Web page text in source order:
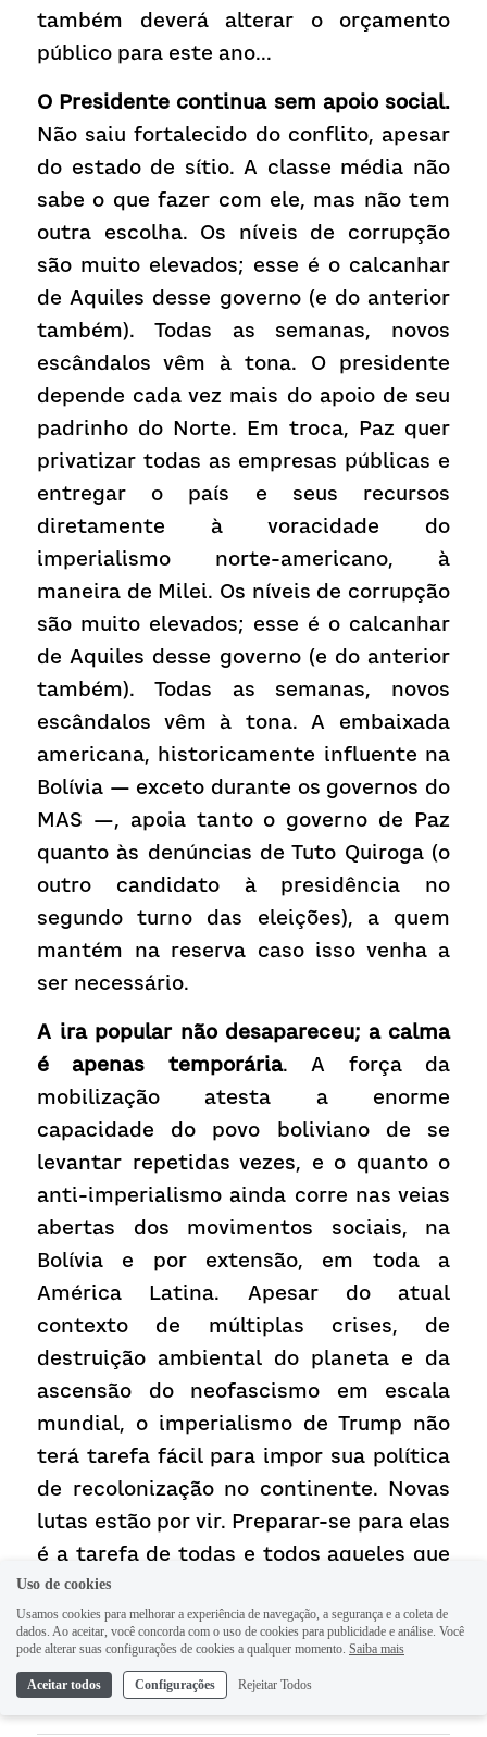
também deverá alterar o orçamento
público para este ano...
O Presidente continua sem apoio social.
Não saiu fortalecido do conflito, apesar
do estado de sítio. A classe média não
sabe o que fazer com ele, mas não tem
outra escolha. Os níveis de corrupção
são muito elevados; esse é o calcanhar
de Aquiles desse governo (e do anterior
também). Todas as semanas, novos
escândalos vêm à tona. O presidente
depende cada vez mais do apoio de seu
padrinho do Norte. Em troca, Paz quer
privatizar todas as empresas públicas e
entregar o país e seus recursos
diretamente à voracidade do
imperialismo norte-americano, à
maneira de Milei. Os níveis de corrupção
são muito elevados; esse é o calcanhar
de Aquiles desse governo (e do anterior
também). Todas as semanas, novos
escândalos vêm à tona. A embaixada
americana, historicamente influente na
Bolívia — exceto durante os governos do
MAS —, apoia tanto o governo de Paz
quanto às denúncias de Tuto Quiroga (o
outro candidato à presidência no
segundo turno das eleições), a quem
mantém na reserva caso isso venha a
ser necessário.
A ira popular não desapareceu; a calma
é apenas temporária. A força da
mobilização atesta a enorme
capacidade do povo boliviano de se
levantar repetidas vezes, e o quanto o
anti-imperialismo ainda corre nas veias
abertas dos movimentos sociais, na
Bolívia e por extensão, em toda a
América Latina. Apesar do atual
contexto de múltiplas crises, de
destruição ambiental do planeta e da
ascensão do neofascismo em escala
mundial, o imperialismo de Trump não
terá tarefa fácil para impor sua política
de recolonização no continente. Novas
lutas estão por vir. Preparar-se para elas
é a tarefa de todas e todos aqueles que
aspiram a um mundo mais justo.
Uso de cookies
Usamos cookies para melhorar a experiência de navegação, a segurança e a coleta de
dados. Ao aceitar, você concorda com o uso de cookies para publicidade e análise. Você
pode alterar suas configurações de cookies a qualquer momento. Saiba mais
Aceitar todos Configurações Rejeitar Todos